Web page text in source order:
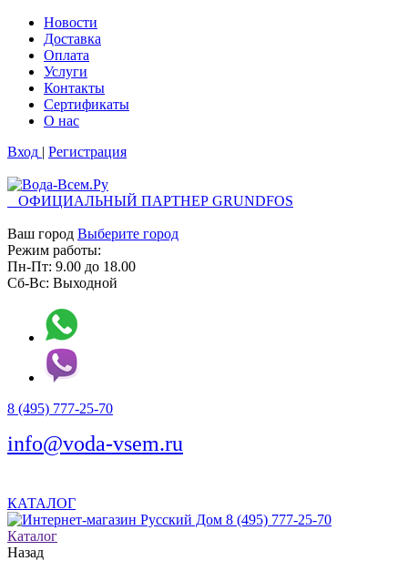
Новости
Доставка
Оплата
Услуги
Контакты
Cертификаты
О нас
Вход | Регистрация
ОФИЦИАЛЬНЫЙ ПАРТНЕР GRUNDFOS
Ваш город Выберите город
Режим работы:
Пн-Пт: 9.00 до 18.00
Сб-Вс: Выходной
8 (495) 777-25-70
info@voda-vsem.ru
КАТАЛОГ
8 (495) 777-25-70
Каталог
Назад